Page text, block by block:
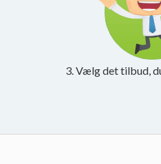
3. Vælg det tilbud,